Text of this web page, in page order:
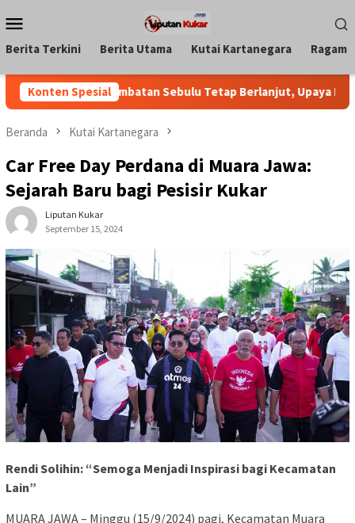
ke
kontenMobile
Berita Terkini Berita Utama Kutai Kartanegara Ragam
Konten Spesial
Jembatan Sebulu Tetap Berlanjut, Upaya Pendanaan
Beranda Kutai Kartanegara
Car Free Day Perdana di Muara Jawa:
Sejarah Baru bagi Pesisir Kukar
Liputan Kukar
September 15, 2024
Rendi Solihin: “Semoga Menjadi Inspirasi bagi Kecamatan
Lain”
MUARA JAWA – Minggu (15/9/2024) pagi, Kecamatan Muara